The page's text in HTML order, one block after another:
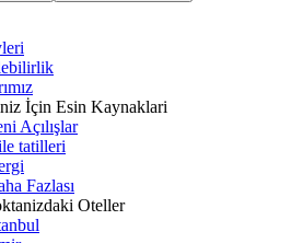
İçin Esin Kaynaklari
Açılışlar
tatilleri
Fazlası
Oteller